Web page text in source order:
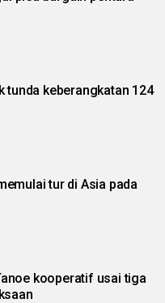
tunda keberangkatan 124
tur di Asia pada
kooperatif usai tiga